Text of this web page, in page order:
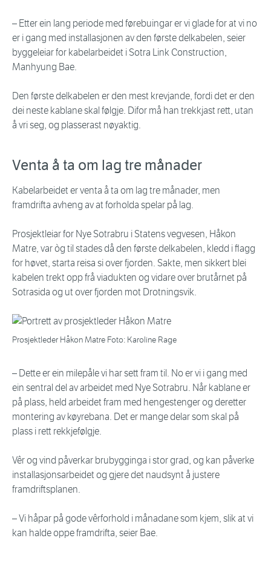
– Etter ein lang periode med førebuingar er vi glade for at vi no
er i gang med installasjonen av den første delkabelen, seier
byggeleiar for kabelarbeidet i Sotra Link Construction,
Manhyung Bae.
Den første delkabelen er den mest krevjande, fordi det er den
dei neste kablane skal følgje. Difor må han trekkjast rett, utan
å vri seg, og plasserast nøyaktig.
Venta å ta om lag tre månader
Kabelarbeidet er venta å ta om lag tre månader, men
framdrifta avheng av at forholda spelar på lag.
Prosjektleiar for Nye Sotrabru i Statens vegvesen, Håkon
Matre, var òg til stades då den første delkabelen, kledd i flagg
for høvet, starta reisa si over fjorden. Sakte, men sikkert blei
kabelen trekt opp frå viadukten og vidare over brutårnet på
Sotrasida og ut over fjorden mot Drotningsvik.
Prosjektleder Håkon Matre Foto: Karoline Rage
– Dette er ein milepåle vi har sett fram til. No er vi i gang med
ein sentral del av arbeidet med Nye Sotrabru. Når kablane er
på plass, held arbeidet fram med hengestenger og deretter
montering av køyrebana. Det er mange delar som skal på
plass i rett rekkjefølgje.
Vêr og vind påverkar brubygginga i stor grad, og kan påverke
installasjonsarbeidet og gjere det naudsynt å justere
framdriftsplanen.
– Vi håpar på gode vêrforhold i månadane som kjem, slik at vi
kan halde oppe framdrifta, seier Bae.